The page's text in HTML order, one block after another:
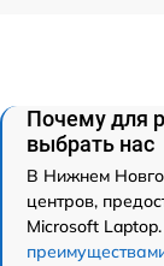
Почему для
выбрать нас
В Нижнем
центров,
Microsoft